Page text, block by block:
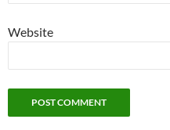
Website